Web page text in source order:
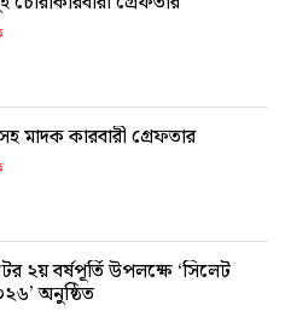
মাদক কারবারী গ্রেফতার
২য় বর্ষপূর্তি উপলক্ষে ‘সিলেট
অনুষ্ঠিত